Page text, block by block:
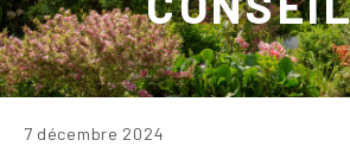
7 décembre 2024